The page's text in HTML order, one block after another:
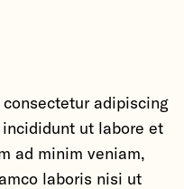
adipiscing
ut labore et
ad minim veniam,
laboris nisi ut